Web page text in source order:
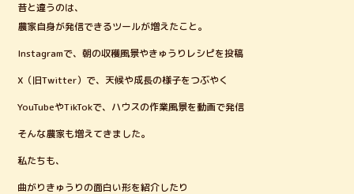
昔と違うのは、
農家自身が発信できるツールが増えたこと。
Instagramで、朝の収穫風景やきゅうりレシピを投稿
X（旧Twitter）で、天候や成長の様子をつぶやく
YouTubeやTikTokで、ハウスの作業風景を動画で発信
そんな農家も増えてきました。
私たちも、
曲がりきゅうりの面白い形を紹介したり